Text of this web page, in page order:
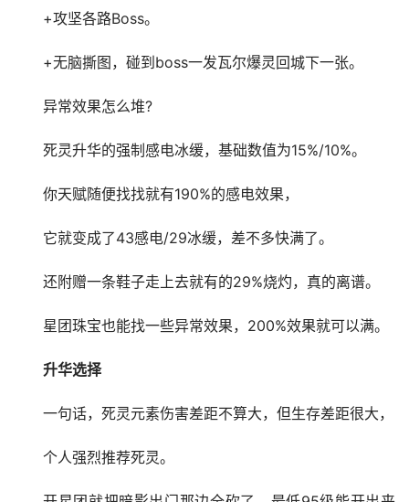
+攻坚各路Boss。
+无脑撕图，碰到boss一发瓦尔爆灵回城下一张。
异常效果怎么堆?
死灵升华的强制感电冰缓，基础数值为15%/10%。
你天赋随便找找就有190%的感电效果，
它就变成了43感电/29冰缓，差不多快满了。
还附赠一条鞋子走上去就有的29%烧灼，真的离谱。
星团珠宝也能找一些异常效果，200%效果就可以满。
升华选择
一句话，死灵元素伤害差距不算大，但生存差距很大，
个人强烈推荐死灵。